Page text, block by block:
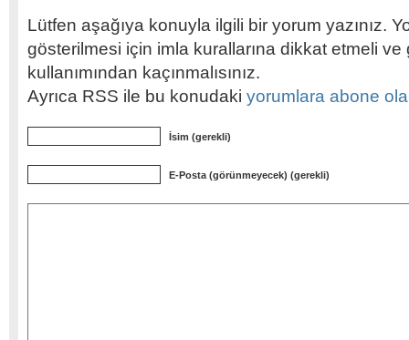
Lütfen aşağıya konuyla ilgili bir yorum yazınız.
gösterilmesi için imla kurallarına dikkat etmeli
kullanımından kaçınmalısınız.
Ayrıca RSS ile bu konudaki yorumlara abone
İsim (gerekli)
E-Posta (görünmeyecek) (gerekli)